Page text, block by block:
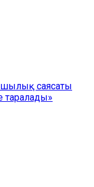
саясаты
таралады»